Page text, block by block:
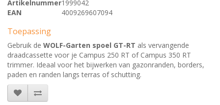
Artikelnummer1999042
EAN
4009269607094
Toepassing
Gebruik de WOLF-Garten spoel GT-RT als vervangende
draadcassette voor je Campus 250 RT of Campus 350 RT
trimmer. Ideaal voor het bijwerken van gazonranden, borders,
paden en randen langs terras of schutting.